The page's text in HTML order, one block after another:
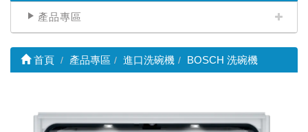
產品專區
首頁 產品專區 進口洗碗機 BOSCH 洗碗機